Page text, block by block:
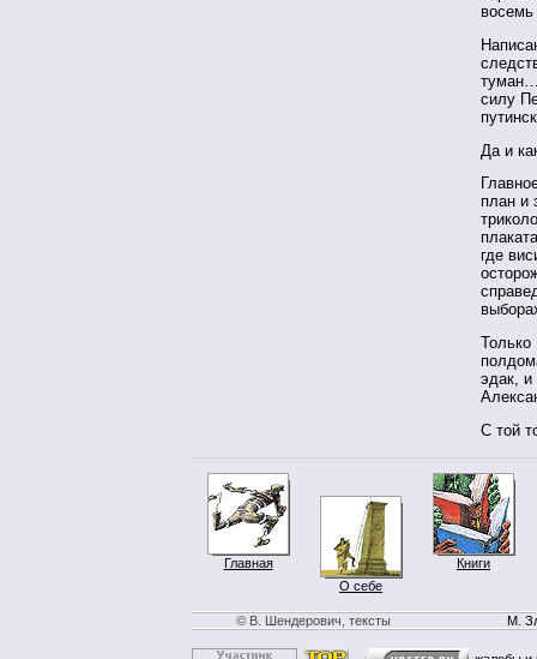
силу
Да и
план и
где
эдак,
С той
Главная
О себе
Книги
© В. Шендерович, тексты М.